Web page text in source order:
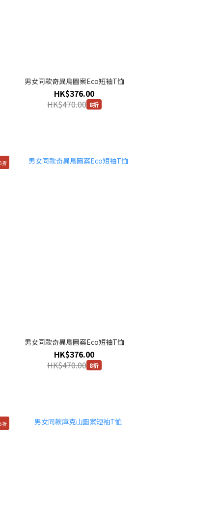
男女同款奇異鳥圖案Eco短袖T恤
HK$376.00
HK$470.00 8折
折
男女同款奇異鳥圖案Eco短袖T恤
HK$376.00
HK$470.00 8折
折